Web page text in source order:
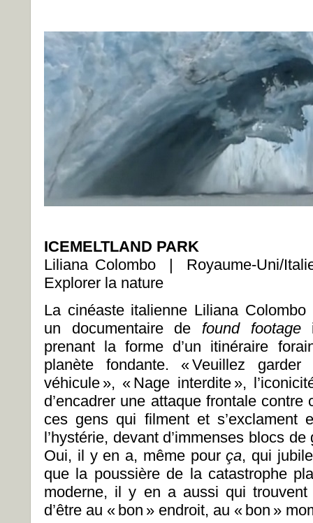
ICEMELTLAND PARK
Liliana Colombo | Royaume-Uni/
Explorer la nature
La cinéaste italienne Liliana
un documentaire de found footage
prenant la forme d’un itinéraire
planète fondante. « Veuillez
véhicule », « Nage interdite »,
d’encadrer une attaque frontale contre
ces gens qui filment et s’exclament
l’hystérie, devant d’immenses blocs
Oui, il y en a, même pourça, qui
que la poussière de la catastrophe
moderne, il y en a aussi qui
d’être au « bon » endroit, au « bon »